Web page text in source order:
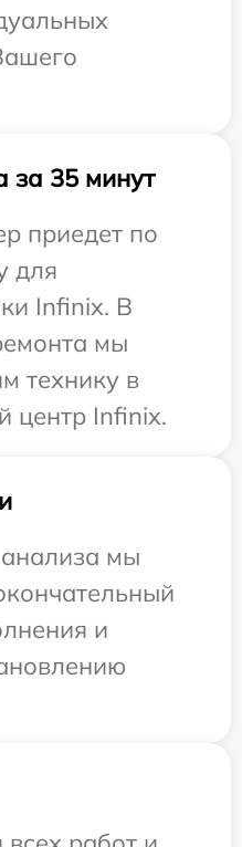
за 35 минут
приедет по
для
Infinix. В
мы
технику в
центр Infinix.
мы
и